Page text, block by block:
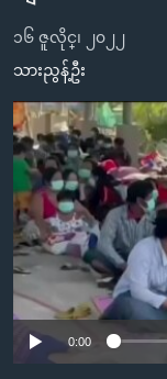
သို့
ကျော်
ကြည့်
ရန်
ပင်မ
အ
ညွန်း
စာမျက်နှာ
ကျော်
ကြည့်
အစ္စရေး-ပါလက်စတို
ရပ်ဝန်းတခု လမ်း
အင်္ဂလိပ်စာလေ့လာ
မကြေးမုံရဲ့ အင်္ဂလိပ်
ရုပ်ရှင်ထဲက အင်္ဂလိ
သုတပဒေသာ အင်္ဂ
ရေဒီယို
တီဗွီ
ရေဒီယိုနှင့်ရုပ်သံ အ
ရေဒီယို/တီဗွီအစီအ
Learning English
ဗွီအိုအေ လူမှုကွန်ယက်မျ
၁၆ ဇူလိုင္၊ ၂၀၂၂
သားညွန့်ဦး
No
0:00